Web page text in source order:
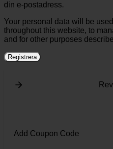
din e-postadress.
Your personal data will be
throughout this website, to
and for other purposes
Registrera
Add Coupon Code